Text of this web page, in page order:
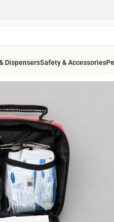
DispensersSafety & Accessories